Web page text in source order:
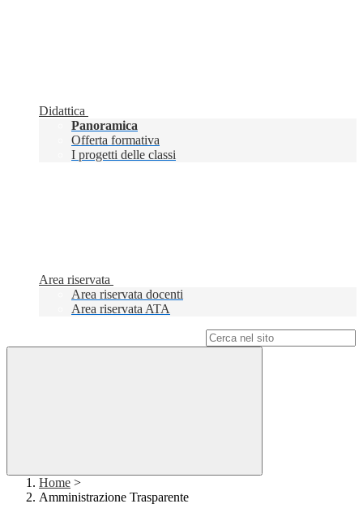
Didattica
Panoramica
Offerta formativa
I progetti delle classi
Area riservata
Area riservata docenti
Area riservata ATA
Home >
Amministrazione Trasparente